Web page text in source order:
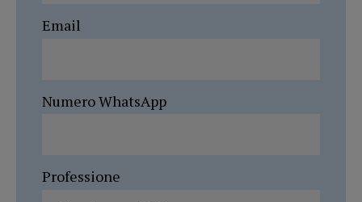
Email
Numero WhatsApp
Professione